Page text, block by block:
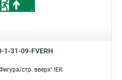
1-31-09-FVERH
стр. вверх" IEK